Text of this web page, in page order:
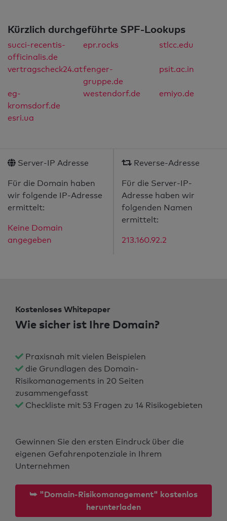
Kürzlich durchgeführte SPF-Lookups
succi-recentis-
officinalis.de
epr.rocks stlcc.edu
vertragscheck24.atfenger-
gruppe.de
psit.ac.in
eg-
kromsdorf.de
westendorf.de emiyo.de
esri.ua
Server-IP Adresse
Für die Domain haben
wir folgende IP-Adresse
ermittelt:
Keine Domain
angegeben
Reverse-Adresse
Für die Server-IP-
Adresse haben wir
folgenden Namen
ermittelt:
213.160.92.2
Kostenloses Whitepaper
Wie sicher ist Ihre Domain?
Praxisnah mit vielen Beispielen
die Grundlagen des Domain-
Risikomanagements in 20 Seiten
zusammengefasst
Checkliste mit 53 Fragen zu 14 Risikogebieten
Gewinnen Sie den ersten Eindruck über die
eigenen Gefahrenpotenziale in Ihrem
Unternehmen
⮩ "Domain-Risikomanagement" kostenlos
herunterladen